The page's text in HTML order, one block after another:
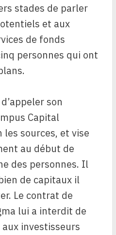
stades de parler
et aux
de fonds
personnes qui ont
son
Capital
les sources, et vise
au début de
des personnes. Il
de capitaux il
Le contrat de
lui a interdit de
investisseurs